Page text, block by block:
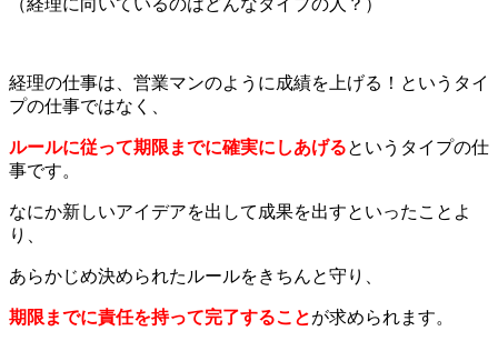
（経理に向いているのはどんなタイプの人？）
経理の仕事は、営業マンのように成績を上げる！というタイ
プの仕事ではなく、
ルールに従って期限までに確実にしあげるというタイプの仕
事です。
なにか新しいアイデアを出して成果を出すといったことよ
り、
あらかじめ決められたルールをきちんと守り、
期限までに責任を持って完了することが求められます。